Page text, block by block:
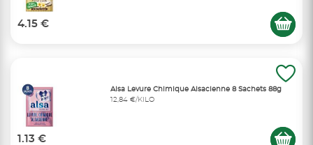
4.15 €
Alsa Levure Chimique Alsacienne 8 Sachets 88g
12,84 €/KILO
1.13 €